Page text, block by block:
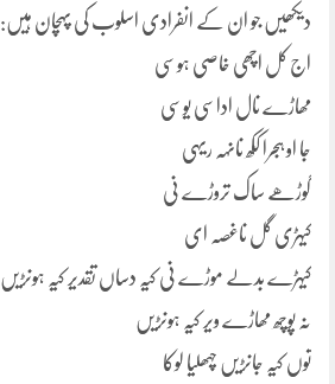
دیکھیں جو ان کے انفرادی اسلوب کی پہچان ہیں:
اج کل اچھی خاصی ہوسی
مھاڑے نال اداسی یوسی
جا او ہجرا ککھ نانہہ ریہی
گوڑھے ساک تروڑے نی
کیہڑی گل ناغصہ ای
کیہڑے بدلے موڑے نی کیہ دساں تقدیر کیہ ہونڑیں
نہ پوچھ مھاڑے ویر کیہ ہونڑیں
توں کیہ جانڑیں چہھلیا لوکا